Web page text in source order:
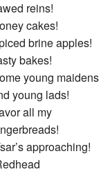
reins!
cakes!
brine apples!
bakes!
young maidens
young lads!
all my
approaching!